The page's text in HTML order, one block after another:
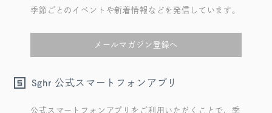
季節ごとのイベントや新着情報などを発信しています。
メールマガジン登録へ
Sghr 公式スマートフォンアプリ
公式スマートフォンアプリをご利用いただくことで、季